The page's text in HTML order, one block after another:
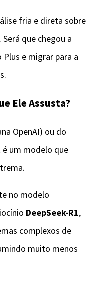
fria e direta sobre
. Será que chegou a
Plus e migrar para a
Ele Assusta?
OpenAI) ou do
é um modelo que
no modelo
DeepSeek-R1,
complexos de
muito menos